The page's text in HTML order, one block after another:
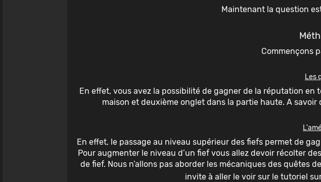
Maintenant la question
Commençons
Les
En effet, vous avez la possibilité de gagner de la réputation
maison et deuxième onglet dans la partie haute. A
En effet, le passage au niveau supérieur des fiefs permet de
Pour augmenter le niveau d’un fief vous allez devoir récolter
de fief. Nous n’allons pas aborder les mécaniques des
invite à aller le voir sur le tutoriel